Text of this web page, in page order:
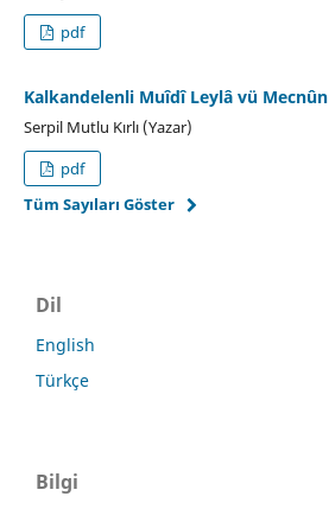
pdf
Kalkandelenli Muîdî Leylâ vü
Serpil Mutlu Kırlı (Yazar)
pdf
Tüm Sayıları Göster
Dil
English
Türkçe
Bilgi